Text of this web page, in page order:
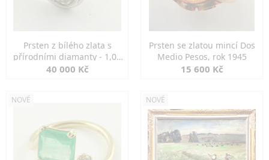
Prsten z bílého zlata s
přírodními diamanty - 1,00
ct
40 000 Kč
Prsten se zlatou mincí Dos
Medio Pesos, rok 1945
15 600 Kč
NOVÉ NOVÉ